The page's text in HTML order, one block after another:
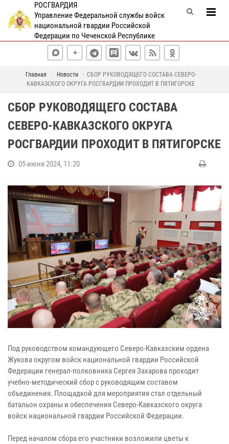
РОСГВАРДИЯ
Управление Федеральной службы войск
национальной гвардии Российской
Федерации по Чеченской Республике
Главная Новости
СБОР РУКОВОДЯЩЕГО СОСТАВА СЕВЕРО-
КАВКАЗСКОГО ОКРУГА РОСГВАРДИИ ПРОХОДИТ В ПЯТИГОРСКЕ
СБОР РУКОВОДЯЩЕГО СОСТАВА
СЕВЕРО-КАВКАЗСКОГО ОКРУГА
РОСГВАРДИИ ПРОХОДИТ В ПЯТИГОРСКЕ
05 июня 2024, 11:20
Под руководством командующего Северо-Кавказским ордена
Жукова округом войск национальной гвардии Российской
Федерации генерал-полковника Сергея Захарова проходит
учебно-методический сбор с руководящим составом
объединения. Площадкой для мероприятия стал отдельный
батальон охраны и обеспечения Северо-Кавказского округа
войск национальной гвардии Российской Федерации.
Перед началом сбора его участники возложили цветы к